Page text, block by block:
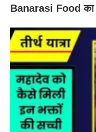
Banarasi Food का